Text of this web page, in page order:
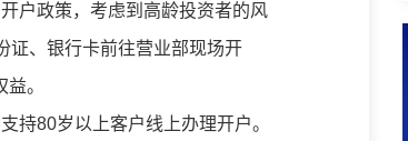
户政策，考虑到高龄投资者的风
证、银行卡前往营业部现场开
。
持80岁以上客户线上办理开户。